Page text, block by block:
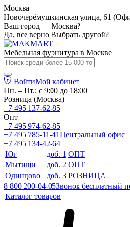
Москва
Новочерёмушкинская улица, 61
Ваш город — Москва?
Да, все верно Выбрать другой?
Мебельная фурнитура в Москве
ВойтиМой кабинет
Пн. – Пт.: с 9:00 до 18:00
Розница (Москва)
+7 495 137-62-85
Опт
+7 495 974-62-85
+7 495 785-11-41Центральный офис
+7 495 134-42-64
Юг
доб. 1 ОПТ
Мытищи
доб. 2 ОПТ
Одинцово
доб. 3 РОЗНИЦА
8 800 200-04-05Звонок бесплатный
Каталог товаров